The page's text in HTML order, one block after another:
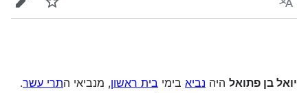
שפה מעקב
יואל בן פתואל היה נביא בימי בית ראשון, מנביאי התרי עשר.